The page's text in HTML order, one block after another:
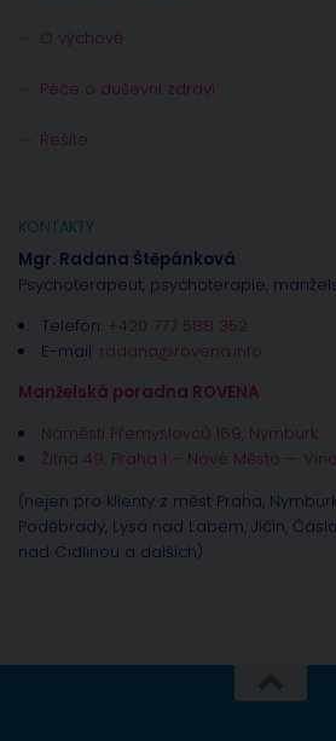
O výchově
Péče o duševní zdraví
Řešíte
KONTAKTY
Mgr. Radana Štěpánková
Psychoterapeut, psychoterapie,
Telefon: +420 777 588 352
E-mail: radana@rovena.info
Manželská poradna ROVENA
Náměstí Přemyslovců 169, Nymburk
Žitná 49, Praha 1 – Nové Město —
(nejen pro klienty z měst Praha,
Poděbrady, Lysá nad Labem, Jíčín,
nad Cidlinou a dalších)